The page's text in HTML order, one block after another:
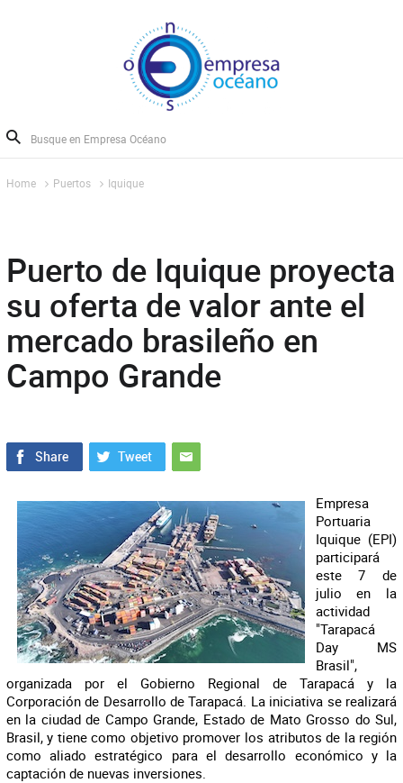
Home Puertos Iquique
Puerto de Iquique proyecta
su oferta de valor ante el
mercado brasileño en
Campo Grande
Empresa
Portuaria
Iquique (EPI)
participará
este 7 de
julio en la
actividad
"Tarapacá
Day MS
Brasil",
organizada por el Gobierno Regional de Tarapacá y la
Corporación de Desarrollo de Tarapacá. La iniciativa se realizará
en la ciudad de Campo Grande, Estado de Mato Grosso do Sul,
Brasil, y tiene como objetivo promover los atributos de la región
como aliado estratégico para el desarrollo económico y la
captación de nuevas inversiones.